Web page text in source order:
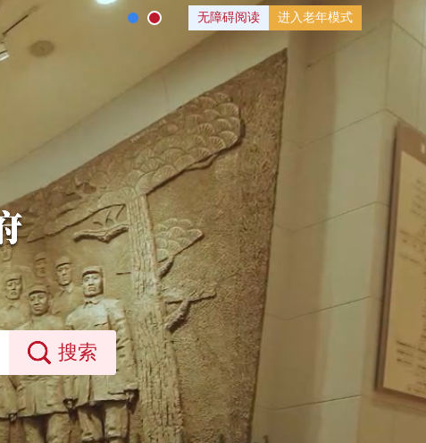
无障碍阅读 进入老年模式
搜索